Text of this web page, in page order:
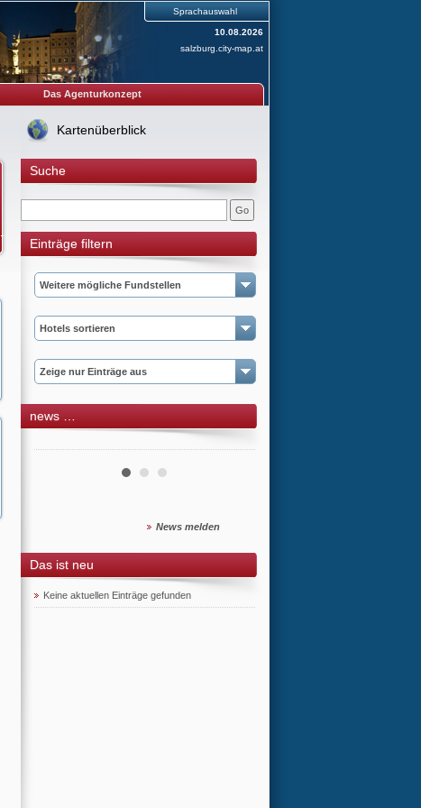
Sprachauswahl
10.08.2026
salzburg.city-map.at
Das Agenturkonzept
Kartenüberblick
Suche
Einträge filtern
Weitere mögliche Fundstellen
Hotels sortieren
Zeige nur Einträge aus
news …
News melden
Das ist neu
Keine aktuellen Einträge gefunden